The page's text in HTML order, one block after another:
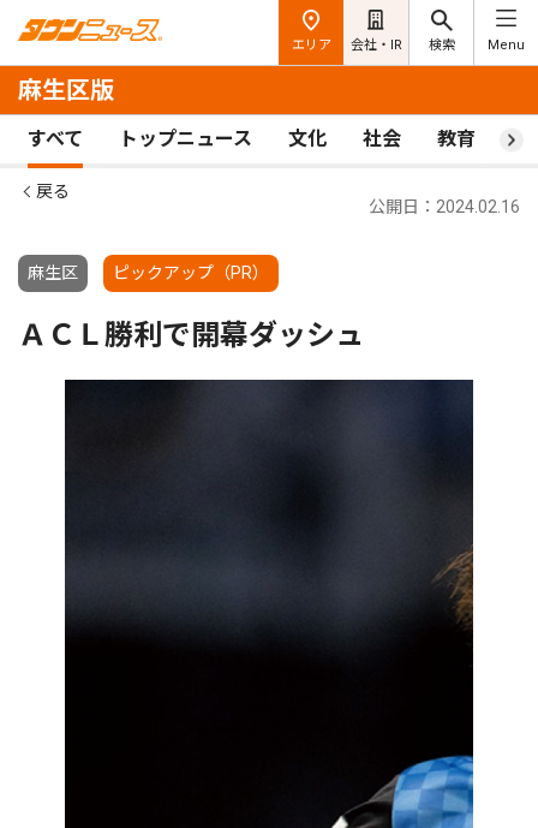
エリア 会社・IR 検索 Menu
麻生区版
すべて トップニュース 文化 社会 教育 ス
戻る
麻生区 ピックアップ（PR）
公開日：2024.02.16
ＡＣＬ勝利で開幕ダッシュ